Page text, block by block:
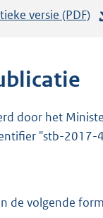
versie (PDF)
n
d
o
door het
"stb-2017-
de volgende